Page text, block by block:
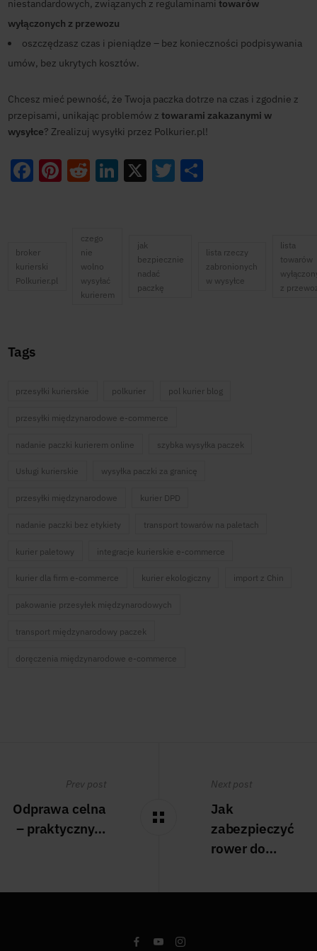
niestandardowych, związanych z regulaminami towarów
wyłączonych z przewozu
oszczędzasz czas i pieniądze – bez konieczności podpisywania
umów, bez ukrytych kosztów.
Chcesz mieć pewność, że Twoja paczka dotrze na czas i zgodnie z
przepisami, unikając problemów z towarami zakazanymi w
wysyłce? Zrealizuj wysyłki przez Polkurier.pl!
Facebook
Pinterest
Reddit
LinkedIn
X Twitter
Share
broker
kurierski
Polkurier.pl
czego
nie
wolno
wysyłać
kurierem
jak
bezpiecznie
nadać
paczkę
lista rzeczy
zabronionych
w wysyłce
lista
towarów
z
Tags
przesyłki kurierskie polkurier pol kurier blog
przesyłki międzynarodowe e-commerce
nadanie paczki kurierem online szybka wysyłka paczek
Usługi kurierskie wysyłka paczki za granicę
przesyłki międzynarodowe kurier DPD
nadanie paczki bez etykiety transport towarów na paletach
kurier paletowy integracje kurierskie e-commerce
kurier dla firm e-commerce kurier ekologiczny import z Chin
pakowanie przesyłek międzynarodowych
transport międzynarodowy paczek
doręczenia międzynarodowe e-commerce
Prev post
Odprawa celna
– praktyczny…
Next post
Jak
zabezpieczyć
rower do…